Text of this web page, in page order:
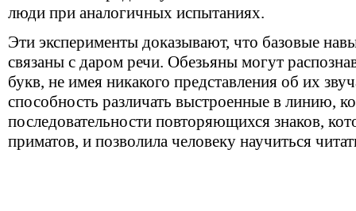
люди при аналогичных испытаниях.
Эти эксперименты доказывают, что базовые
связаны с даром речи. Обезьяны могут
букв, не имея никакого представления об их
способность различать выстроенные в линию,
последовательности повторяющихся знаков,
приматов, и позволила человеку научиться